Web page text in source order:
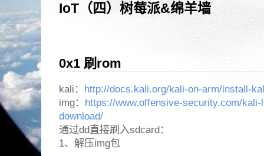
IoT（四）树莓派&绵羊墙
0x1 刷rom
kali： http://docs.kali.org/kali-on-arm/install-
img： https://www.offensive-security.com/
download/
通过dd直接刷入sdcard：
1、解压img包